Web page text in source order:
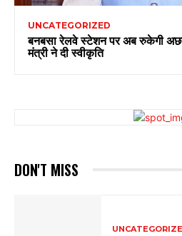
UNCATEGORIZED
बनबसा रेलवे स्टेशन पर अब रुकेगी
मंत्री ने दी स्वीकृति
DON'T MISS